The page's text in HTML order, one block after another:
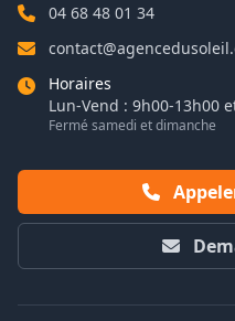
04 68 48 01 34
Horaires
Lun-Vend : 9h00-13h00
Fermé samedi et dimanche